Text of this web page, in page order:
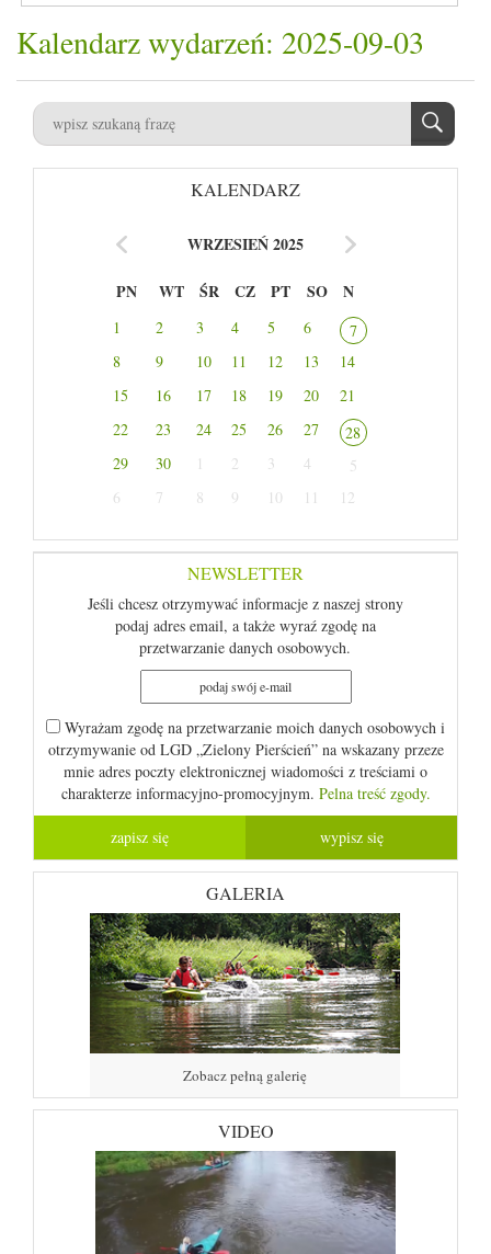
Kalendarz wydarzeń: 2025-09-03
KALENDARZ
WRZESIEŃ 2025
PN WT ŚR CZ PT SO N
1 2 3 4 5 6
7
8
9 10 11 12 13
14
15
16 17 18 19 20
21
22
23 24 25 26 27
28
29
30 1 2 3 4
5
6
7 8 9 10 11 12
NEWSLETTER
Jeśli chcesz otrzymywać informacje z naszej strony
podaj adres email, a także wyraź zgodę na
przetwarzanie danych osobowych.
Wyrażam zgodę na przetwarzanie moich danych osobowych i
otrzymywanie od LGD „Zielony Pierścień” na wskazany przeze
mnie adres poczty elektronicznej wiadomości z treściami o
charakterze informacyjno-promocyjnym. Pelna treść zgody.
GALERIA
Zobacz pełną galerię
VIDEO